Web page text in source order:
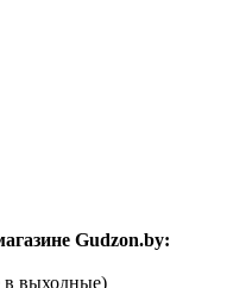
Gudzon.by:
в выходные)